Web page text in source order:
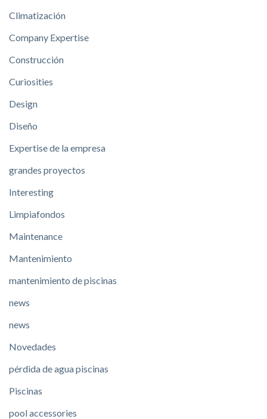
Climatización
Company Expertise
Construcción
Curiosities
Design
Diseño
Expertise de la empresa
grandes proyectos
Interesting
Limpiafondos
Maintenance
Mantenimiento
mantenimiento de piscinas
news
news
Novedades
pérdida de agua piscinas
Piscinas
pool accessories